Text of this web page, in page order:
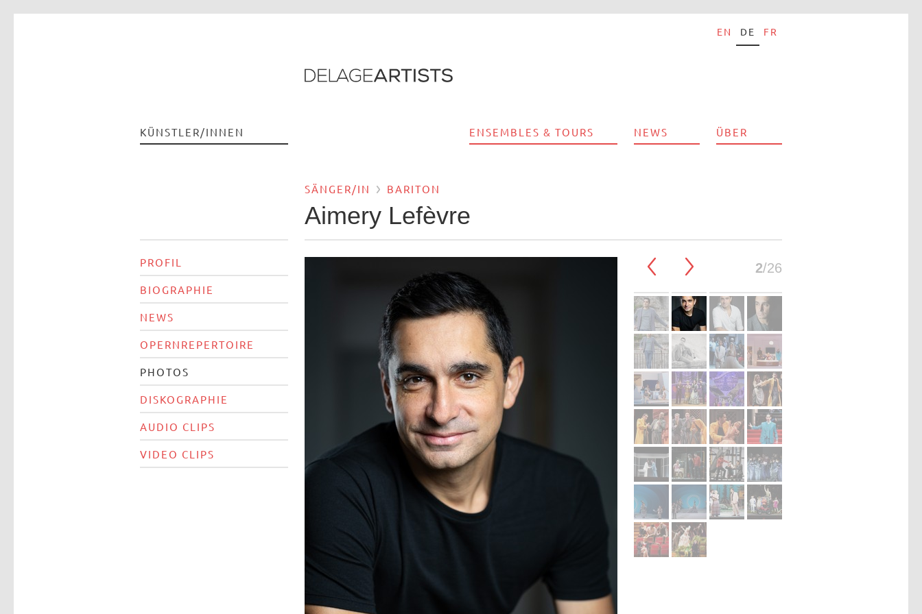
EN DE FR
KÜNSTLER/INNEN ENSEMBLES & TOURS NEWS ÜBER
SÄNGER/IN BARITON
Aimery Lefèvre
PROFIL
BIOGRAPHIE
NEWS
OPERNREPERTOIRE
PHOTOS
DISKOGRAPHIE
AUDIO CLIPS
VIDEO CLIPS
2/26